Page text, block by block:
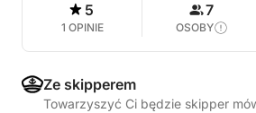
5
1 OPINIE
7
OSOBY
Ze skipperem
Towarzyszyć Ci będzie skipper